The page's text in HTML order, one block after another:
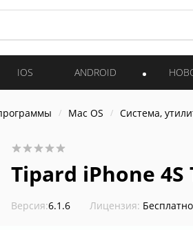
IOS ANDROID
Mac OS Система,
Tipard iPhone
Версия:6.1.6 Лицензия: